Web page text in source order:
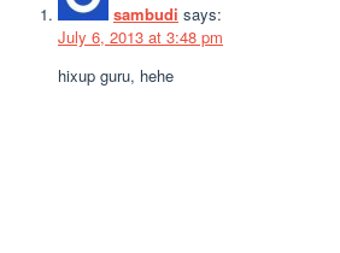
sambudi says:
July 6, 2013 at 3:48 pm
hixup guru, hehe